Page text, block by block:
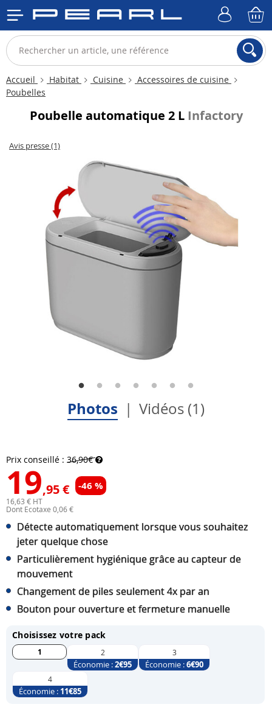
Accueil Habitat Cuisine
Accessoires de cuisine
Poubelles
Poubelle automatique 2 L Infactory
Avis presse (1)
Photos Vidéos (1)
Prix conseillé : 36,90€
19,95 € -46 %
16,63 € HT
Dont Ecotaxe 0,06 €
Détecte automatiquement lorsque vous souhaitez
jeter quelque chose
Particulièrement hygiénique grâce au capteur de
mouvement
Changement de piles seulement 4x par an
Bouton pour ouverture et fermeture manuelle
Choisissez votre pack
1 2
Économie :2€95
3
Économie :6€90
4
Économie : 11€85